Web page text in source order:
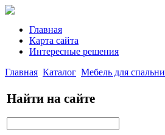
Главная
Карта сайта
Интересные решения
Главная Каталог Мебель для спальни
Найти на сайте